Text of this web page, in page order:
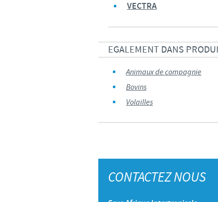
VECTRA
EGALEMENT DANS
Animaux de compagnie
Bovins
Volailles
CONTACTEZ NOUS